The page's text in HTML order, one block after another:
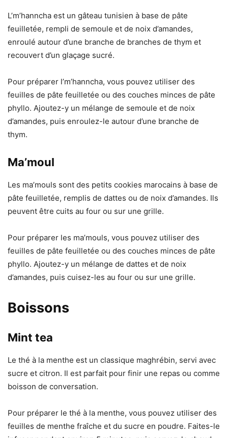
L’m’hanncha est un gâteau tunisien à base de pâte
feuilletée, rempli de semoule et de noix d’amandes,
enroulé autour d’une branche de branches de thym et
recouvert d’un glaçage sucré.
Pour préparer l’m’hanncha, vous pouvez utiliser des
feuilles de pâte feuilletée ou des couches minces de pâte
phyllo. Ajoutez-y un mélange de semoule et de noix
d’amandes, puis enroulez-le autour d’une branche de
thym.
Ma’moul
Les ma’mouls sont des petits cookies marocains à base de
pâte feuilletée, remplis de dattes ou de noix d’amandes. Ils
peuvent être cuits au four ou sur une grille.
Pour préparer les ma’mouls, vous pouvez utiliser des
feuilles de pâte feuilletée ou des couches minces de pâte
phyllo. Ajoutez-y un mélange de dattes et de noix
d’amandes, puis cuisez-les au four ou sur une grille.
Boissons
Mint tea
Le thé à la menthe est un classique maghrébin, servi avec
sucre et citron. Il est parfait pour finir une repas ou comme
boisson de conversation.
Pour préparer le thé à la menthe, vous pouvez utiliser des
feuilles de menthe fraîche et du sucre en poudre. Faites-le